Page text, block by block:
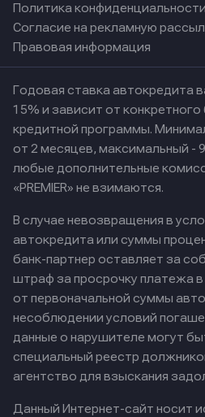
Политика конфиденциальности
Согласие на рекламную
Правовая информация
Годовая ставка автокредита
15% и зависит от
кредитной программы.
от 2 месяцев, максимальный -
любые дополнительные
«PREMIER» не взимаются.
В случае невозвращения в
автокредита или суммы
банк-партнер оставляет за
штраф за просрочку платежа
от первоначальной суммы
несоблюдении условий
данные о нарушителе могут
специальный реестр
агентство для взыскания
Данный Интернет-сайт носит